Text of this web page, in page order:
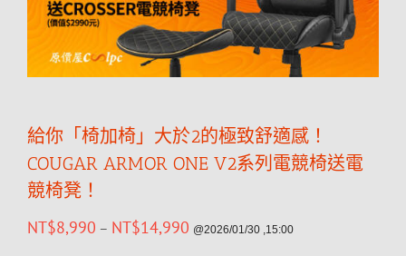
給你「椅加椅」大於2的極致舒適感！
COUGAR ARMOR ONE V2系列電競椅送電
競椅凳！
NT$8,990 – NT$14,990 @2026/01/30 ,15:00